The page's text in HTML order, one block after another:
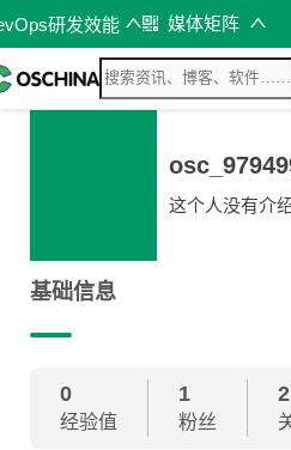
研发效能 媒体矩阵
这个人没有介绍
基础信息
0
经验值
1
粉丝
2